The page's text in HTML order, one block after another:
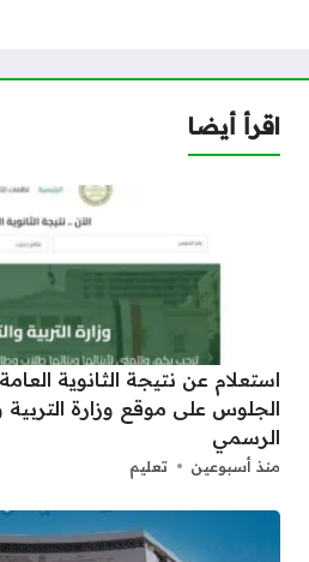
اقرأ أيضا
الجلوس على موقع وزارة التربية
الرسمي
منذ أسبوعين تعليم